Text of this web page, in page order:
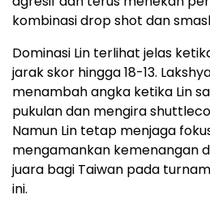
kombinasi drop shot dan
Dominasi Lin terlihat jelas
jarak skor hingga 18-13.
menambah angka ketika Lin
pukulan dan mengira
Namun Lin tetap menjaga
mengamankan kemenangan
juara bagi Taiwan pada
ini.